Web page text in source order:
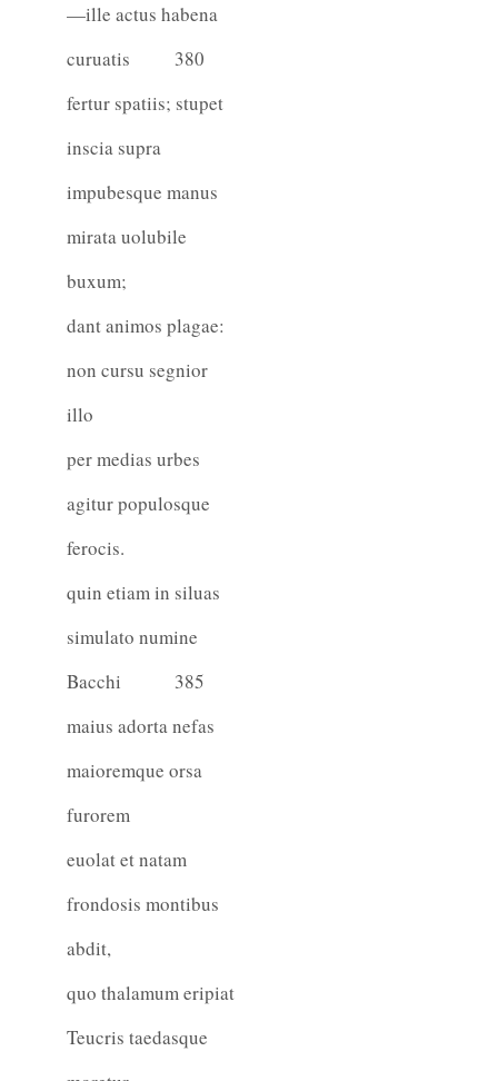
—ille actus habena
380
curuatis
fertur spatiis; stupet
inscia supra
impubesque manus
mirata uolubile
buxum;
dant animos plagae:
non cursu segnior
illo
per medias urbes
agitur populosque
ferocis.
quin etiam in siluas
simulato numine
Bacchi
385
maius adorta nefas
maioremque orsa
furorem
euolat et natam
frondosis montibus
abdit,
quo thalamum eripiat
Teucris taedasque